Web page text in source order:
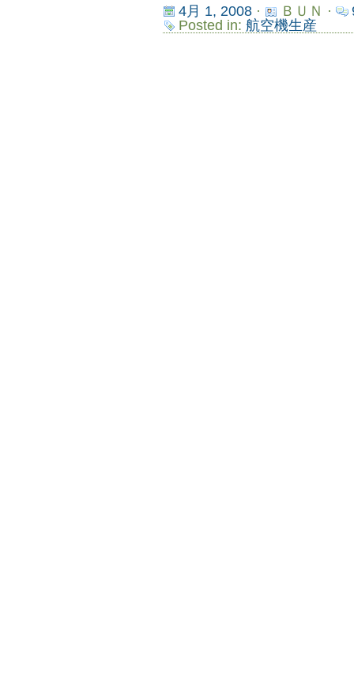
4月 1, 2008· ＢＵＮ ·
Posted in: 航空機生産